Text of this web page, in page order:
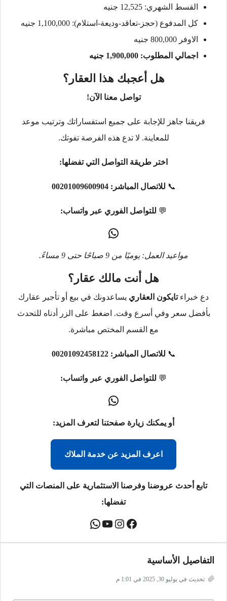
القسط الشهري: 12,525 جنيه
كل المدفوع (حجز-تعاقد-وديعة-استلام): 1,100,000 جنيه
الاوفر 800,000 جنيه
اجمالي المطلوب: 1,900,000 جنيه
هل أعجبك هذا العقار؟
تواصل معنا الآن!
فريقنا جاهز للإجابة على جميع استفساراتك وترتيب موعد
للمعاينة. لا تدع هذه الفرصة تفوتك.
اختر طريقة التواصل التي تفضلها:
📞 للاتصال المباشر: 00201009600904
💬 للتواصل الفوري عبر واتساب:
مواعيد العمل: يوميًا من 9 صباحًا حتى 9 مساءً.
هل أنت مالك عقار؟
دع خبراءتايكون العقاري يساعدونك في بيع أو تأجير عقارك
بأفضل سعر وفي أسرع وقت. اضغط على الزر أدناه للتحدث
مع القسم المختص مباشرة.
📞 للاتصال المباشر: 00201092458122
💬 للتواصل الفوري عبر واتساب:
أو يمكنك زيارة صفحتنا لتعرف المزيد:
اعرف المزيد عن خدمة الملاك
تابع أحدث عروضنا وفرصنا الاستثمارية على المنصات التي
تفضلها:
التفاصيل الأساسية
تحديث في يوليو 30, 2025 في 1:01 م